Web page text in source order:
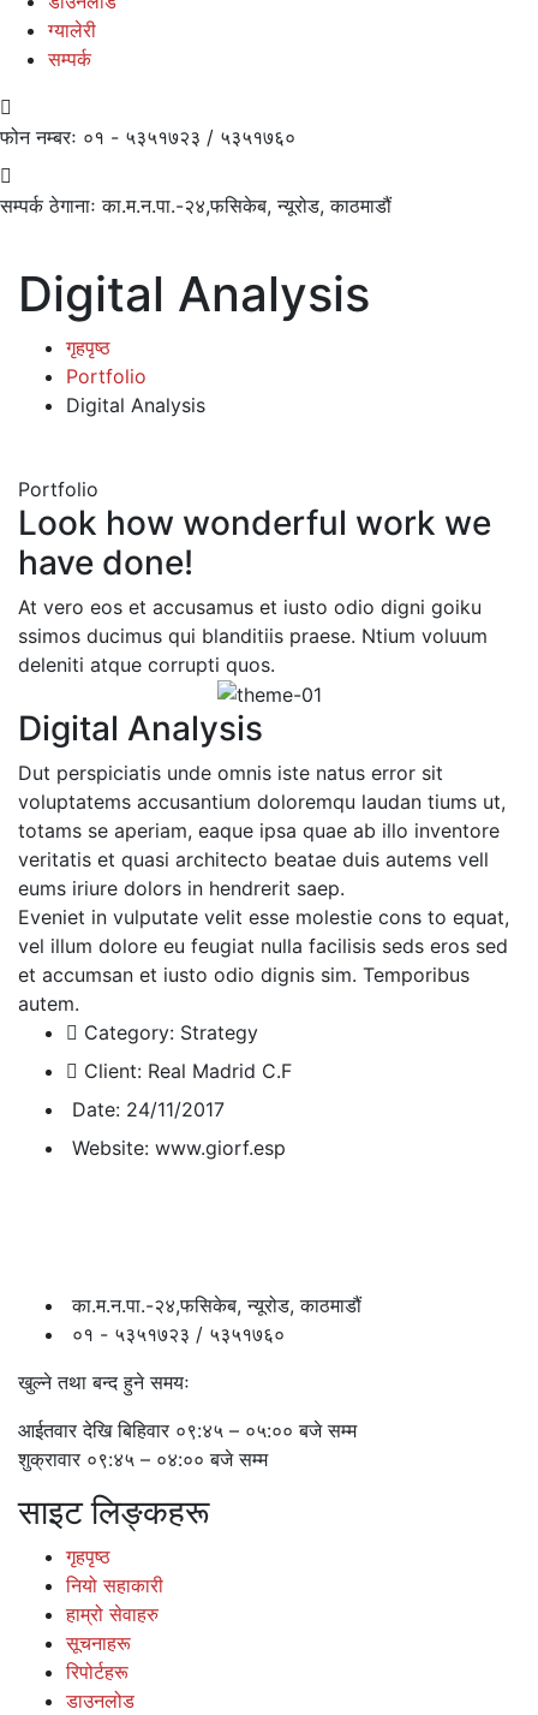
ग्यालेरी
सम्पर्क
फोन नम्बरः ०१ - ५३५१७२३ / ५३५१७६०
सम्पर्क ठेगानाः का.म.न.पा.-२४,फसिकेब, न्यूरोड, काठमाडौं
Digital Analysis
गृहपृष्ठ
Portfolio
Digital Analysis
Portfolio
Look how wonderful work we
have done!
At vero eos et accusamus et iusto odio digni goiku
ssimos ducimus qui blanditiis praese. Ntium voluum
deleniti atque corrupti quos.
Digital Analysis
Dut perspiciatis unde omnis iste natus error sit
voluptatems accusantium doloremqu laudan tiums ut,
totams se aperiam, eaque ipsa quae ab illo inventore
veritatis et quasi architecto beatae duis autems vell
eums iriure dolors in hendrerit saep.
Eveniet in vulputate velit esse molestie cons to equat,
vel illum dolore eu feugiat nulla facilisis seds eros sed
et accumsan et iusto odio dignis sim. Temporibus
autem.
Category: Strategy
Client: Real Madrid C.F
Date: 24/11/2017
Website: www.giorf.esp
का.म.न.पा.-२४,फसिकेब, न्यूरोड, काठमाडौं
०१ - ५३५१७२३ / ५३५१७६०
खुल्ने तथा बन्द हुने समयः
आईतवार देखि बिहिवार ०९:४५ – ०५:०० बजे सम्म
शुक्रावार ०९:४५ – ०४:०० बजे सम्म
साइट लिङ्कहरू
गृहपृष्ठ
नियो सहाकारी
हाम्रो सेवाहरु
सूचनाहरू
रिपोर्टहरू
डाउनलोड